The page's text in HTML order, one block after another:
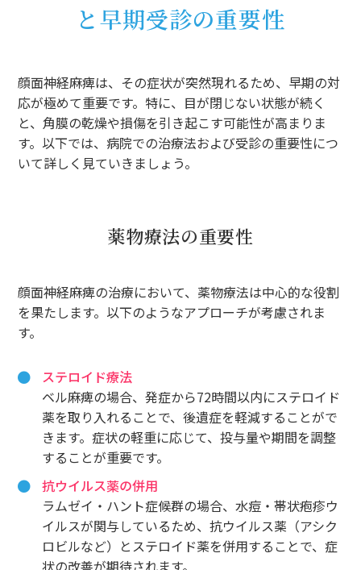
と早期受診の重要性
顔面神経麻痺は、その症状が突然現れるため、早期の対
応が極めて重要です。特に、目が閉じない状態が続く
と、角膜の乾燥や損傷を引き起こす可能性が高まりま
す。以下では、病院での治療法および受診の重要性につ
いて詳しく見ていきましょう。
薬物療法の重要性
顔面神経麻痺の治療において、薬物療法は中心的な役割
を果たします。以下のようなアプローチが考慮されま
す。
ステロイド療法
ベル麻痺の場合、発症から72時間以内にステロイド
薬を取り入れることで、後遺症を軽減することがで
きます。症状の軽重に応じて、投与量や期間を調整
することが重要です。
抗ウイルス薬の併用
ラムゼイ・ハント症候群の場合、水痘・帯状疱疹ウ
イルスが関与しているため、抗ウイルス薬（アシク
ロビルなど）とステロイド薬を併用することで、症
状の改善が期待されます。